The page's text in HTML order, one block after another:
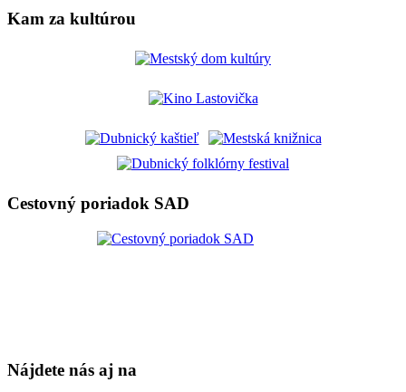
Kam za kultúrou
Cestovný poriadok SAD
Nájdete nás aj na